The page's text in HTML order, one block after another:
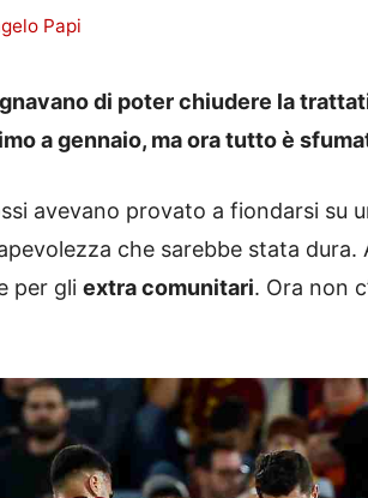
Papi
di poter chiudere la
a gennaio, ma ora tutto è
avevano provato a fiondarsi su
che sarebbe stata
per gli extra comunitari. Ora non